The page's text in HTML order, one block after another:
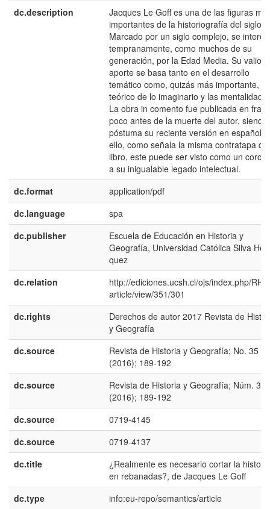
dc.description
Jacques Le Goff es una de las figuras
importantes de la historiografí­a del siglo
Marcado por un siglo complejo, se
tempranamente, como muchos de su
generación, por la Edad Media. Su valioso
aporte se basa tanto en el desarrollo
temático como, quizás más importante, el
teórico de lo imaginario y las
La obra in comento fue publicada en
poco antes de la muerte del autor, siendo
póstuma su reciente versión en español.
ello, como señala la misma contratapa del
libro, este puede ser visto como un
a su inigualable legado intelectual.
dc.format
application/pdf
dc.language
spa
dc.publisher
Escuela de Educación en Historia y
Geografí­a, Universidad Católica Silva
quez
dc.relation
http://ediciones.ucsh.cl/ojs/index.php/
article/view/351/301
dc.rights
Derechos de autor 2017 Revista de
y Geografí­a
dc.source
Revista de Historia y Geografí­a; No. 35
(2016); 189-192
dc.source
Revista de Historia y Geografí­a; Núm. 35
(2016); 189-192
dc.source
0719-4145
dc.source
0719-4137
dc.title
¿Realmente es necesario cortar la historia
en rebanadas?, de Jacques Le Goff
dc.type
info:eu-repo/semantics/article